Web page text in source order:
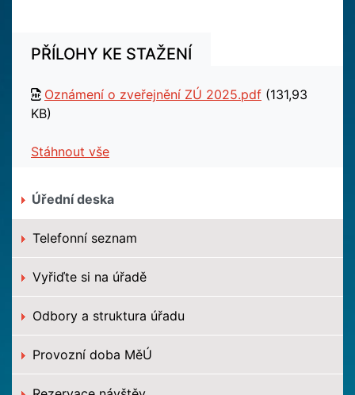
PŘÍLOHY KE STAŽENÍ
Oznámení o zveřejnění ZÚ 2025.pdf (131,93
KB)
Stáhnout vše
Úřední deska
Telefonní seznam
Vyřiďte si na úřadě
Odbory a struktura úřadu
Provozní doba MěÚ